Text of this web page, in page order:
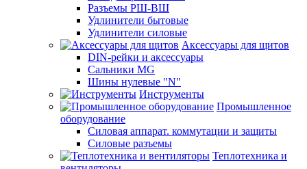
Разъемы РШ-ВШ
Удлинители бытовые
Удлинители силовые
Аксессуары для щитов
DIN-рейки и аксессуары
Сальники MG
Шины нулевые "N"
Инструменты
Промышленное
оборудование
Силовая аппарат. коммутации и защиты
Силовые разъемы
Теплотехника и